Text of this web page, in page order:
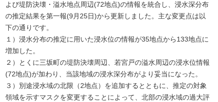
よび堤防決壊・溢水地点周辺(72地点)の情報を統合し、浸水深分布
の推定結果を第一報(9月25日)から更新しました。主な変更点は以
下の通りです。
１）浸水分布の推定に用いた浸水位の情報が35地点から133地点に
増加した。
２）とくに三坂町の堤防決壊周辺、若宮戸の溢水周辺の浸水位情報
(72地点)が加わり、当該地域の浸水深分布がより妥当になった。
３）別途浸水域の北限（2地点）を追加するとともに、推定の対象
領域を示すマスクを変更することによって、北部の浸水域の過大評